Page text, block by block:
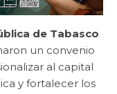
de Tabasco
un convenio
al capital
y fortalecer los